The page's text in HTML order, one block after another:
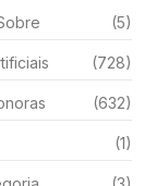
(5)
(728)
(632)
(1)